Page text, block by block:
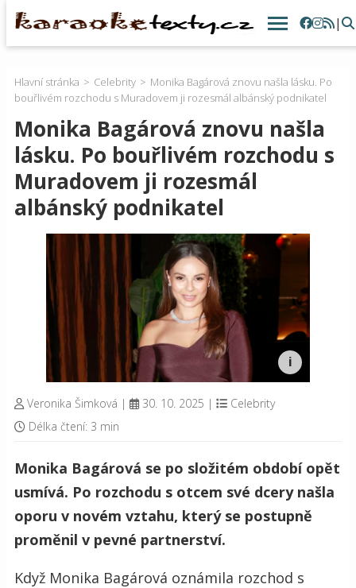
|
Hlavní stránka Celebrity
Monika Bagárová znovu našla lásku. Po
bouřlivém rozchodu s Muradovem ji rozesmál albánský podnikatel
Monika Bagárová znovu našla
lásku. Po bouřlivém rozchodu s
Muradovem ji rozesmál
albánský podnikatel
Veronika Šimková | 30. 10. 2025 |
Celebrity
Délka čtení: 3 min
Monika Bagárová se po složitém období opět
usmívá. Po rozchodu s otcem své dcery našla
oporu v novém vztahu, který se postupně
proměnil v pevné partnerství.
Když Monika Bagárová oznámila rozchod s